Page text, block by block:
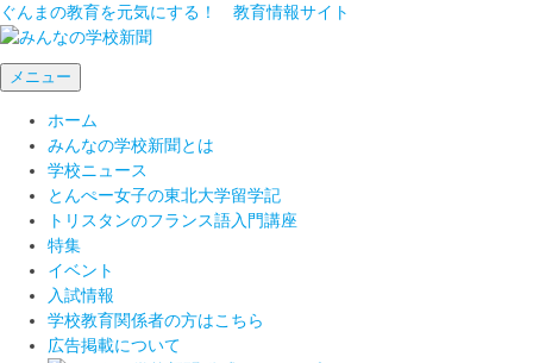
ぐんまの教育を元気にする！ 教育情報サイト
メニュー
ホーム
みんなの学校新聞とは
学校ニュース
とんぺー女子の東北大学留学記
トリスタンのフランス語入門講座
特集
イベント
入試情報
学校教育関係者の方はこちら
広告掲載について